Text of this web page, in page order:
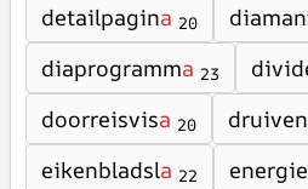
detailpagina 20
diaprogramma 23
doorreisvisa 20
eikenbladsla 22